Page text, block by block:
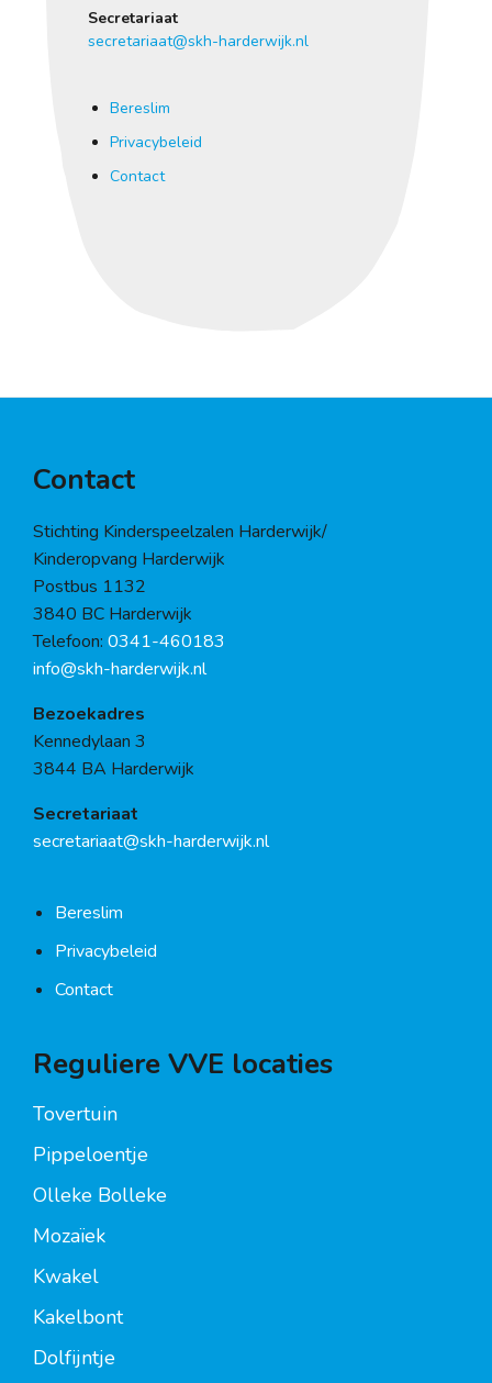
Secretariaat
secretariaat@skh-harderwijk.nl
Bereslim
Privacybeleid
Contact
Contact
Stichting Kinderspeelzalen Harderwijk/
Kinderopvang Harderwijk
Postbus 1132
3840 BC Harderwijk
Telefoon: 0341-460183
info@skh-harderwijk.nl
Bezoekadres
Kennedylaan 3
3844 BA Harderwijk
Secretariaat
secretariaat@skh-harderwijk.nl
Bereslim
Privacybeleid
Contact
Reguliere VVE locaties
Tovertuin
Pippeloentje
Olleke Bolleke
Mozaïek
Kwakel
Kakelbont
Dolfijntje